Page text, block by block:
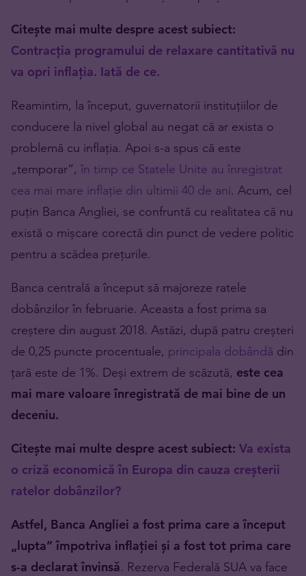
Citește mai multe despre acest subiect:
Contracția programului de relaxare cantitativă nu
va opri inflația. Iată de ce.
Reamintim, la început, guvernatorii instituțiilor de
conducere la nivel global au negat că ar exista o
problemă cu inflația. Apoi s-a spus că este
„temporar”, în timp ce Statele Unite au înregistrat
cea mai mare inflație din ultimii 40 de ani. Acum, cel
puțin Banca Angliei, se confruntă cu realitatea că nu
există o mișcare corectă din punct de vedere politic
pentru a scădea prețurile.
Banca centrală a început să majoreze ratele
dobânzilor în februarie. Aceasta a fost prima sa
creștere din august 2018. Astăzi, după patru creșteri
de 0,25 puncte procentuale, principala dobândă din
țară este de 1%. Deși extrem de scăzută, este cea
mai mare valoare înregistrată de mai bine de un
deceniu.
Citește mai multe despre acest subiect: Va exista
o criză economică în Europa din cauza creșterii
ratelor dobânzilor?
Astfel, Banca Angliei a fost prima care a început
„lupta” împotriva inflației și a fost tot prima care
s-a declarat învinsă. Rezerva Federală SUA va face